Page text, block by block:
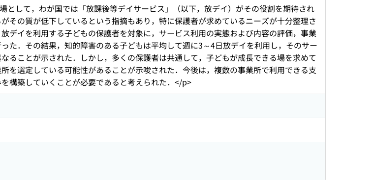
として，わが国では「放課後等デイサービス」（以下，放デイ）がその役割を期待され
その質が低下しているという指摘もあり，特に保護者が求めているニーズが十分整理さ
デイを利用する子どもの保護者を対象に，サービス利用の実態および内容の評価，事業
た．その結果，知的障害のある子どもは平均して週に3～4日放デイを利用し，そのサー
ることが示された．しかし，多くの保護者は共通して，子どもが成長できる場を求めて
を選定している可能性があることが示唆された．今後は，複数の事業所で利用できる支
構築していくことが必要であると考えられた．</p>